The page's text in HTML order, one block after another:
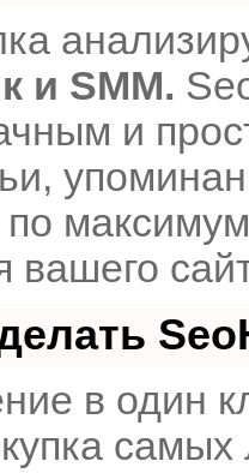
и SMM.
и
по
вашего
в один